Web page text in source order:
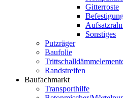
Gitterroste
Sonstiges
Putzräger
Baufolie
Randstreifen
Baufachmarkt
Transporthilfe